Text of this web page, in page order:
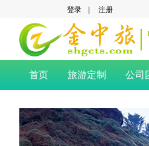
登录 注册
首页 旅游定制 公司